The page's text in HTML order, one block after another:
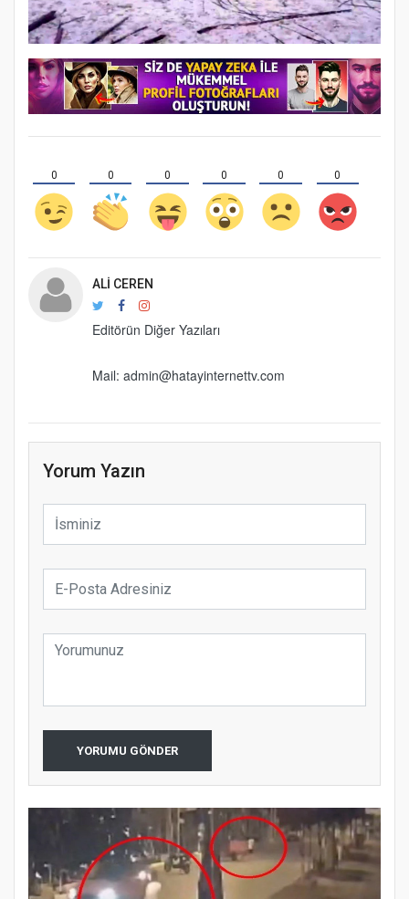
0 0 0 0 0 0
ALI CEREN
Editörün Diğer Yazıları
Mail: admin@hatayinternettv.com
Yorum Yazın
YORUMU GÖNDER